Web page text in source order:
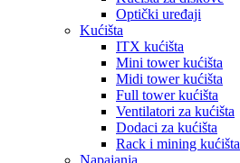
Optički uređaji
Kućišta
ITX kućišta
Mini tower kućišta
Midi tower kućišta
Full tower kućišta
Ventilatori za kućišta
Dodaci za kućišta
Rack i mining kućišta
Napajanja